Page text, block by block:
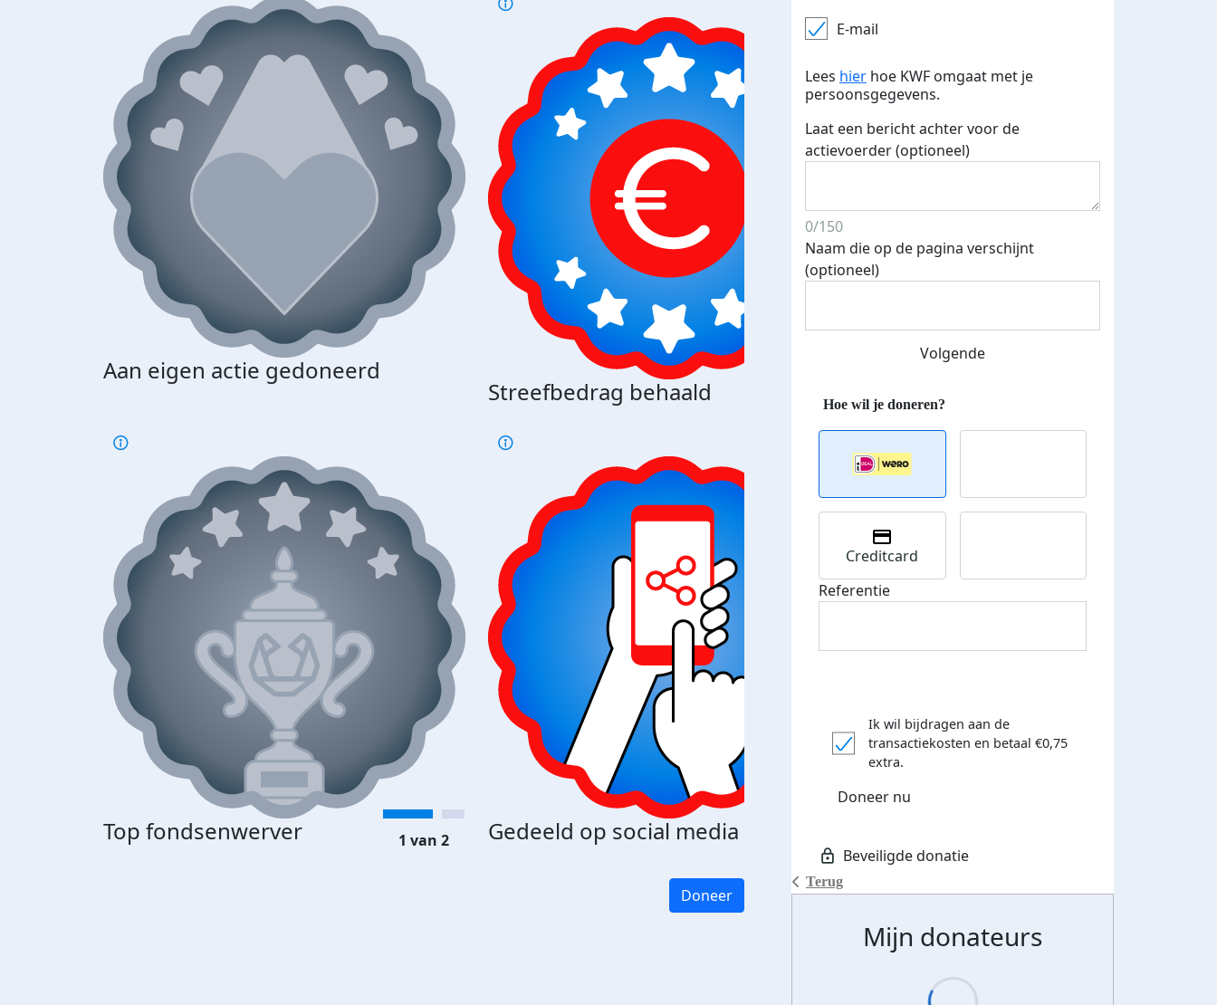
Aan eigen actie gedoneerd
Streefbedrag behaald Streefbedrag verhoogd
Top fondsenwerver Gedeeld op social media
1 van 2
Doneer
E-mail
Lees hier hoe KWF omgaat met je
persoonsgegevens.
Laat een bericht achter voor de
actievoerder (optioneel)
0/150
Naam die op de pagina verschijnt
(optioneel)
Volgende
Terug
Creditcard
Referentie
Ik wil bijdragen aan de
transactiekosten en betaal €0,75
extra.
Doneer nu
Mijn donateurs